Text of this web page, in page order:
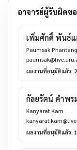
อาจารย์ผู้รับผิดช
เพิ่มศักดิ์ พันธ์แ
Paumsak Phantang
ผลงานที่อนุมัติแล้ว: 2
กัลยรัตน์ คำพร
Kanyarat Kam
ผลงานที่อนุมัติแล้ว: 1